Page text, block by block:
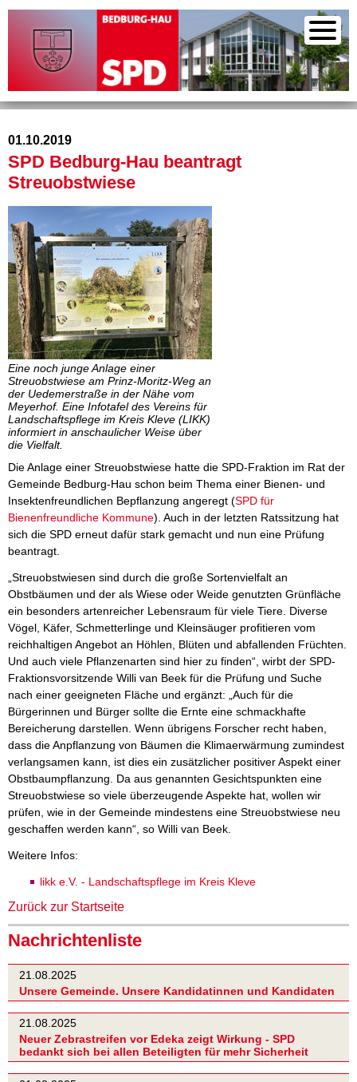
01.10.2019
SPD Bedburg-Hau beantragt
Streuobstwiese
Eine noch junge Anlage einer
Streuobstwiese am Prinz-Moritz-Weg an
der Uedemerstraße in der Nähe vom
Meyerhof. Eine Infotafel des Vereins für
Landschaftspflege im Kreis Kleve (LIKK)
informiert in anschaulicher Weise über
die Vielfalt.
Die Anlage einer Streuobstwiese hatte die SPD-Fraktion im Rat der
Gemeinde Bedburg-Hau schon beim Thema einer Bienen- und
Insektenfreundlichen Bepflanzung angeregt (SPD für
Bienenfreundliche Kommune). Auch in der letzten Ratssitzung hat
sich die SPD erneut dafür stark gemacht und nun eine Prüfung
beantragt.
„Streuobstwiesen sind durch die große Sortenvielfalt an
Obstbäumen und der als Wiese oder Weide genutzten Grünfläche
ein besonders artenreicher Lebensraum für viele Tiere. Diverse
Vögel, Käfer, Schmetterlinge und Kleinsäuger profitieren vom
reichhaltigen Angebot an Höhlen, Blüten und abfallenden Früchten.
Und auch viele Pflanzenarten sind hier zu finden“, wirbt der SPD-
Fraktionsvorsitzende Willi van Beek für die Prüfung und Suche
nach einer geeigneten Fläche und ergänzt: „Auch für die
Bürgerinnen und Bürger sollte die Ernte eine schmackhafte
Bereicherung darstellen. Wenn übrigens Forscher recht haben,
dass die Anpflanzung von Bäumen die Klimaerwärmung zumindest
verlangsamen kann, ist dies ein zusätzlicher positiver Aspekt einer
Obstbaumpflanzung. Da aus genannten Gesichtspunkten eine
Streuobstwiese so viele überzeugende Aspekte hat, wollen wir
prüfen, wie in der Gemeinde mindestens eine Streuobstwiese neu
geschaffen werden kann“, so Willi van Beek.
Weitere Infos:
likk e.V. - Landschaftspflege im Kreis Kleve
Zurück zur Startseite
Nachrichtenliste
21.08.2025
Unsere Gemeinde. Unsere Kandidatinnen und Kandidaten
21.08.2025
Neuer Zebrastreifen vor Edeka zeigt Wirkung - SPD
bedankt sich bei allen Beteiligten für mehr Sicherheit